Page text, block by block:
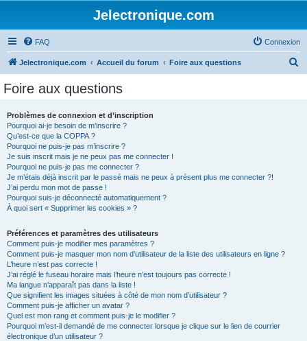
Jelectronique.com
FAQ Connexion
Jelectronique.com Accueil du forum Foire aux questions
Foire aux questions
Problèmes de connexion et d’inscription
Pourquoi ai-je besoin de m’inscrire ?
Qu’est-ce que la COPPA ?
Pourquoi ne puis-je pas m’inscrire ?
Je suis inscrit mais je ne peux pas me connecter !
Pourquoi ne puis-je pas me connecter ?
Je m’étais déjà inscrit par le passé mais ne peux à présent plus me connecter ?!
J’ai perdu mon mot de passe !
Pourquoi suis-je déconnecté automatiquement ?
À quoi sert « Supprimer les cookies » ?
Préférences et paramètres des utilisateurs
Comment puis-je modifier mes paramètres ?
Comment puis-je masquer mon nom d’utilisateur de la liste des utilisateurs en ligne ?
L’heure n’est pas correcte !
J’ai réglé le fuseau horaire mais l’heure n’est toujours pas correcte !
Ma langue n’apparaît pas dans la liste !
Que signifient les images situées à côté de mon nom d’utilisateur ?
Comment puis-je afficher un avatar ?
Quel est mon rang et comment puis-je le modifier ?
Pourquoi m’est-il demandé de me connecter lorsque je clique sur le lien de courrier
électronique d’un utilisateur ?